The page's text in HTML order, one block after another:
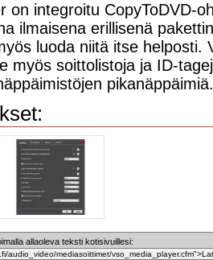
on integroitu CopyToDVD-
ilmaisena erillisenä
luoda niitä itse helposti.
myös soittolistoja ja ID-
pikanäppäimiä.
allaoleva teksti kotisivuillesi: